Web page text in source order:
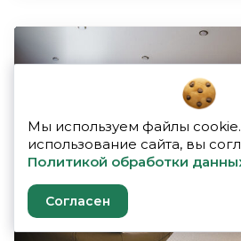
Previous
Мы используем файлы
использование сайта, вы
Политикой обработки
Согласен